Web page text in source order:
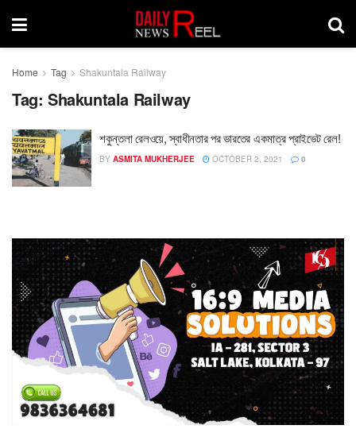
Home Tag Shakuntala Railway
Tag: Shakuntala Railway
শকুন্তলা রেলওয়ে, স্বাধীনতার পর ভারতের একমাত্র প্রাইভেট রেল!
BY ASMITA MUKHERJEE OCTOBER 2, 2021 0